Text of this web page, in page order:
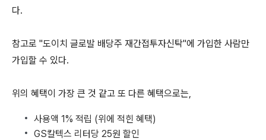
다.
참고로 "도이치 글로발 배당주 재간접투자신탁"에 가입한 사람만
가입할 수 있다.
위의 혜택이 가장 큰 것 같고 또 다른 혜택으로는,
사용액 1% 적립 (위에 적힌 혜택)
GS칼텍스 리터당 25원 할인